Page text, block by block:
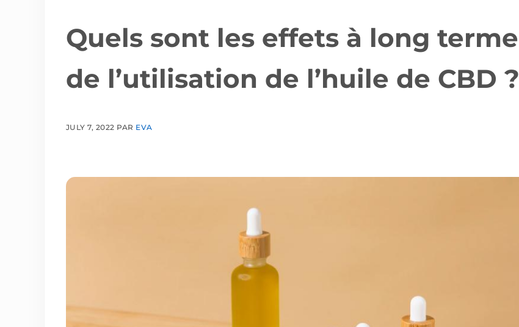
Quels sont les effets à long terme
de l’utilisation de l’huile de CBD ?
JULY 7, 2022 PAR EVA